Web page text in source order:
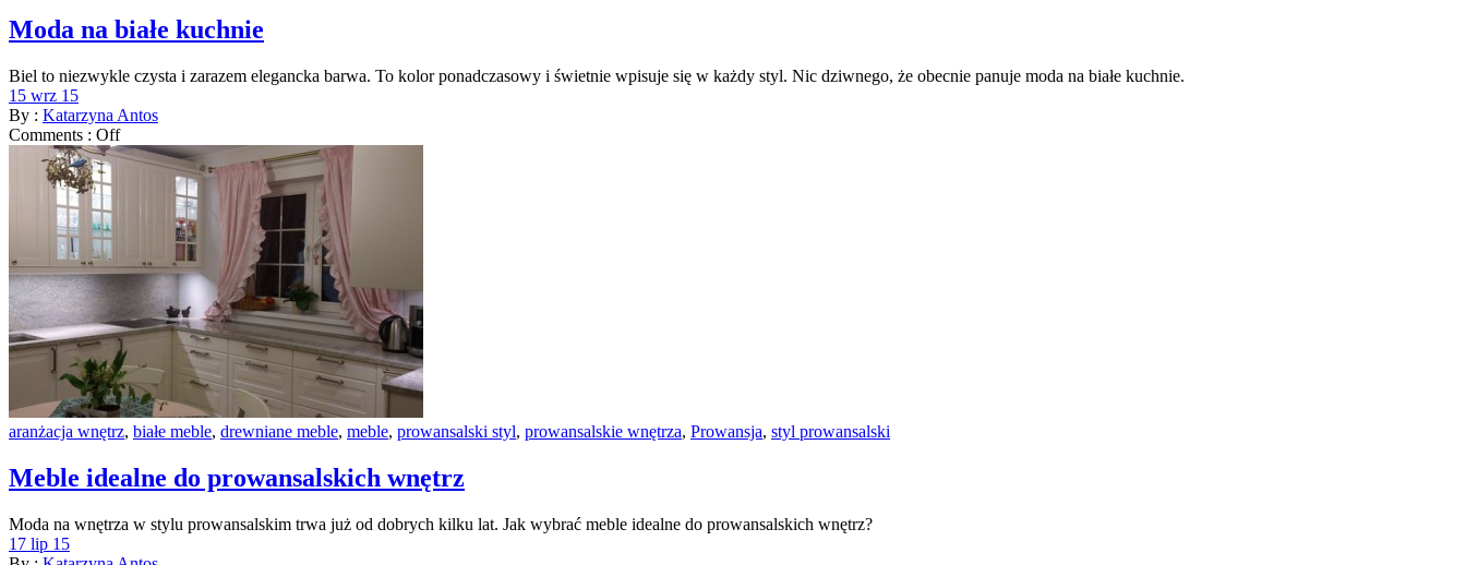
Moda na białe kuchnie
Biel to niezwykle czysta i zarazem elegancka barwa. To kolor ponadczasowy i świetnie wpisuje się w każdy styl. Nic dziwnego, że obecnie panuje moda na białe kuchnie.
15 wrz 15
By : Katarzyna Antos
Comments : Off
aranżacja wnętrz, białe meble, drewniane meble, meble, prowansalski styl, prowansalskie wnętrza, Prowansja, styl prowansalski
Meble idealne do prowansalskich wnętrz
Moda na wnętrza w stylu prowansalskim trwa już od dobrych kilku lat. Jak wybrać meble idealne do prowansalskich wnętrz?
17 lip 15